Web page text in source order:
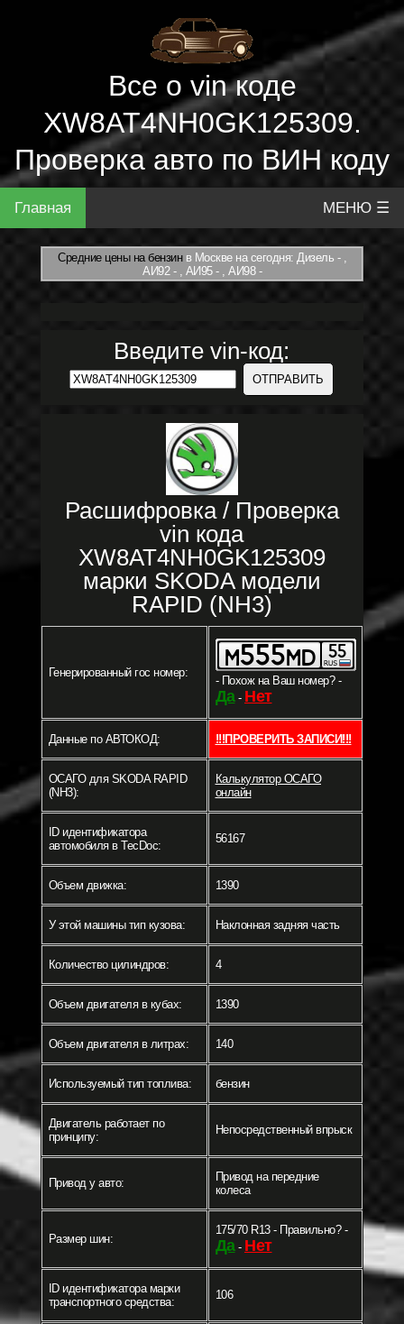
Все о vin коде
XW8AT4NH0GK125309.
Проверка авто по ВИН коду
Главная МЕНЮ ☰
Средние цены на бензинв Москве на сегодня: Дизель - ,
АИ92 - , АИ95 - , АИ98 -
Введите vin-код:
Расшифровка / Проверка
vin кода
XW8AT4NH0GK125309
марки SKODA модели
RAPID (NH3)
Генерированный гос номер:
- Похож на Ваш номер? -
Да- Нет
Данные по АВТОКОД: !!!ПРОВЕРИТЬ ЗАПИСИ!!!
ОСАГО для SKODA RAPID
(NH3):
Калькулятор ОСАГО
онлайн
ID идентификатора
автомобиля в TecDoc:
56167
Объем движка: 1390
У этой машины тип кузова: Наклонная задняя часть
Количество цилиндров: 4
Объем двигателя в кубах: 1390
Объем двигателя в литрах: 140
Используемый тип топлива: бензин
Двигатель работает по
принципу:
Непосредственный впрыск
Привод у авто:
Привод на передние
колеса
Размер шин:
175/70 R13 - Правильно? -
Да- Нет
ID идентификатора марки
транспортного средства:
106